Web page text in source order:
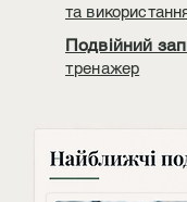
та
Подвійний
тренажер